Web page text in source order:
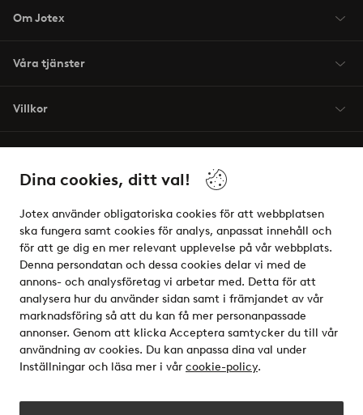
Dina cookies, ditt val!
Jotex använder obligatoriska cookies för att webbplatsen
ska fungera samt cookies för analys, anpassat innehåll och
för att ge dig en mer relevant upplevelse på vår webbplats.
Denna persondatan och dessa cookies delar vi med de
annons- och analysföretag vi arbetar med. Detta för att
analysera hur du använder sidan samt i främjandet av vår
marknadsföring så att du kan få mer personanpassade
annonser. Genom att klicka Acceptera samtycker du till vår
användning av cookies. Du kan anpassa dina val under
Inställningar och läsa mer i vår cookie-policy.
Om Jotex
Våra tjänster
Villkor
Säkra betalningar - Betala direkt eller dela upp
Vill du veta mer om våra betalalternativ?
elpy